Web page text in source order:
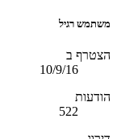
משתמש רגיל
הצטרף ב
10/9/16
הודעות
522